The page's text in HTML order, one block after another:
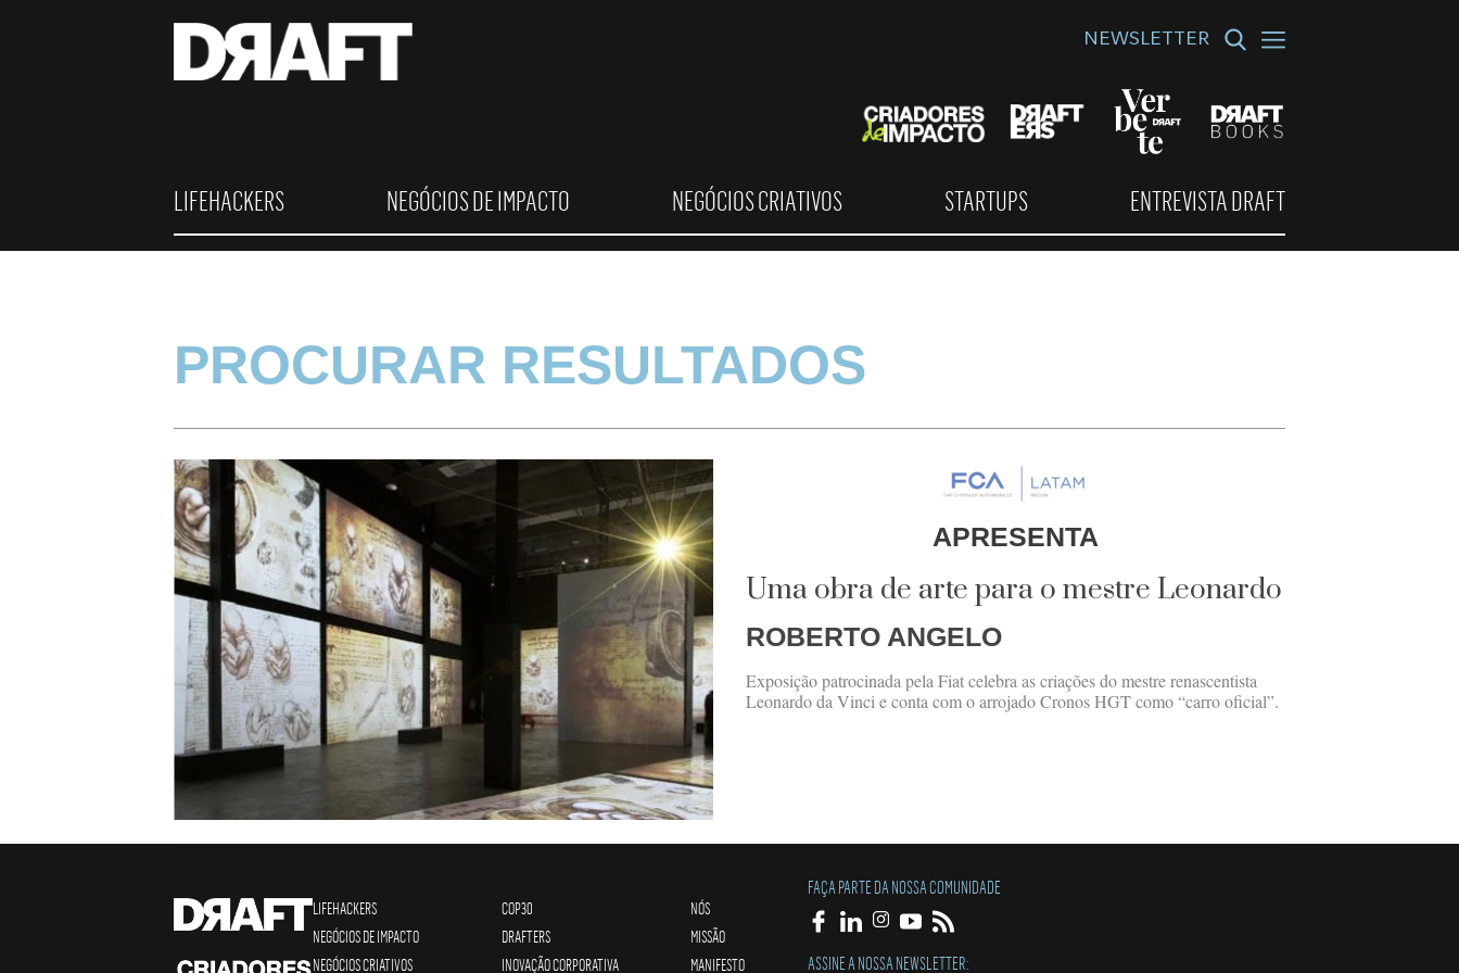
NEWSLETTER
LIFEHACKERS NEGÓCIOS DE IMPACTO NEGÓCIOS CRIATIVOS STARTUPS ENTREVISTA DRAFT
PROCURAR RESULTADOS
APRESENTA
Uma obra de arte para o mestre Leonardo
ROBERTO ANGELO
Exposição patrocinada pela Fiat celebra as criações do mestre renascentista
Leonardo da Vinci e conta com o arrojado Cronos HGT como “carro oficial”.
LIFEHACKERS
NEGÓCIOS DE IMPACTO
NEGÓCIOS CRIATIVOS
COP30
DRAFTERS
INOVAÇÃO CORPORATIVA
NÓS
MISSÃO
MANIFESTO
FAÇA PARTE DA NOSSA COMUNIDADE
ASSINE A NOSSA NEWSLETTER: